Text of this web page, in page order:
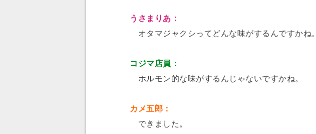
うさまりあ：
オタマジャクシってどんな味がするんですかね。
コジマ店員：
ホルモン的な味がするんじゃないですかね。
カメ五郎：
できました。